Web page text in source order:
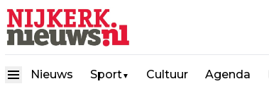
Nieuws Sport▼ Cultuur Agenda